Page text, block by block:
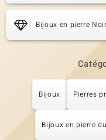
Bijoux en pierre Noir
Bijoux Pierres
Bijoux en pierre